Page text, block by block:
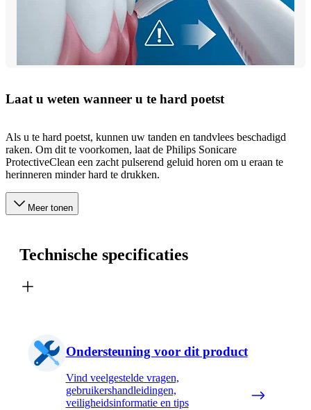
Laat u weten wanneer u te hard poetst
Als u te hard poetst, kunnen uw tanden en tandvlees beschadigd
raken. Om dit te voorkomen, laat de Philips Sonicare
ProtectiveClean een zacht pulserend geluid horen om u eraan te
herinneren minder hard te drukken.
Meer tonen
Technische specificaties
Ondersteuning voor dit product
Vind veelgestelde vragen,
gebruikershandleidingen,
veiligheidsinformatie en tips